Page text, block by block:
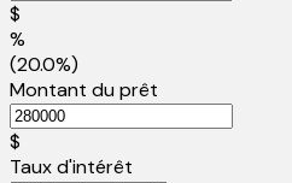
$
%
(20.0%)
Montant du prêt
$
Taux d'intérêt